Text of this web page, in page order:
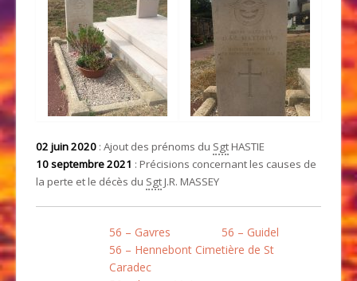
02 juin 2020 : Ajout des prénoms du SgtHASTIE
10 septembre 2021 : Précisions concernant les causes de
la perte et le décès du SgtJ.R. MASSEY
56 – Gavres
56 – Guidel
56 – Hennebont Cimetière de St
Caradec